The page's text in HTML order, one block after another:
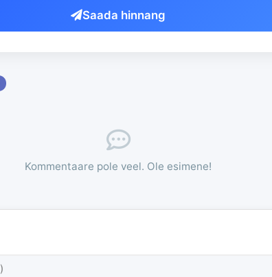
Saada hinnang
Kommentaare pole veel. Ole esimene!